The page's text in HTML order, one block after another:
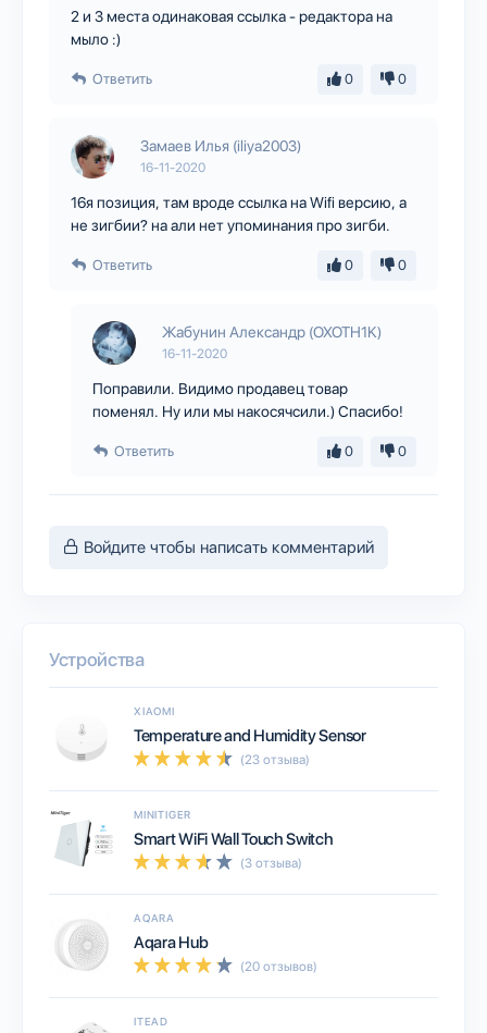
2 и 3 места одинаковая ссылка - редактора на
мыло :)
Ответить 0 0
Замаев Илья (iliya2003)
16-11-2020
16я позиция, там вроде ссылка на Wifi версию, а
не зигбии? на али нет упоминания про зигби.
Ответить 0 0
Жабунин Александр (OXOTH1K)
16-11-2020
Поправили. Видимо продавец товар
поменял. Ну или мы накосячсили.) Спасибо!
Ответить 0 0
Войдите чтобы написать комментарий
Устройства
XIAOMI
Temperature and Humidity Sensor
(23 отзыва)
MINITIGER
Smart WiFi Wall Touch Switch
(3 отзыва)
AQARA
Aqara Hub
(20 отзывов)
ITEAD